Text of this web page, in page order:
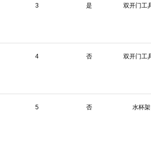
3 是 双开门工
4 否 双开门工
5 否 水杯架